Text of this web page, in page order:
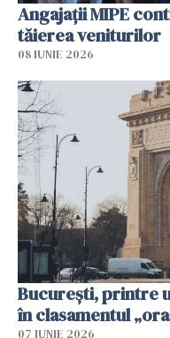
Angajaţii MIPE
tăierea veniturilor
08 IUNIE 2026
București, printre
în clasamentul
07 IUNIE 2026